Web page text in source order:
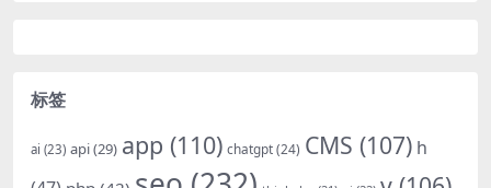
标签
ai (23) api(29) app (110) chatgpt(24) CMS (107) h